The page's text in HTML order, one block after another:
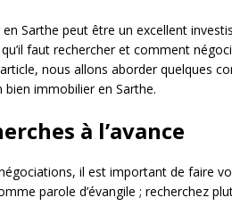
Sarthe peut être un excellent
faut rechercher et comment
nous allons aborder quelques
bien immobilier en Sarthe.
à l’avance
il est important de faire
parole d’évangile ; recherchez